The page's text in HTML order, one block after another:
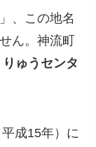
、この地名
ん。神流町
ゅうセンタ
成15年）に